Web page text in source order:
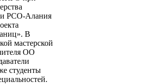
РСО-Алания
В
мастерской
ОО
студенты